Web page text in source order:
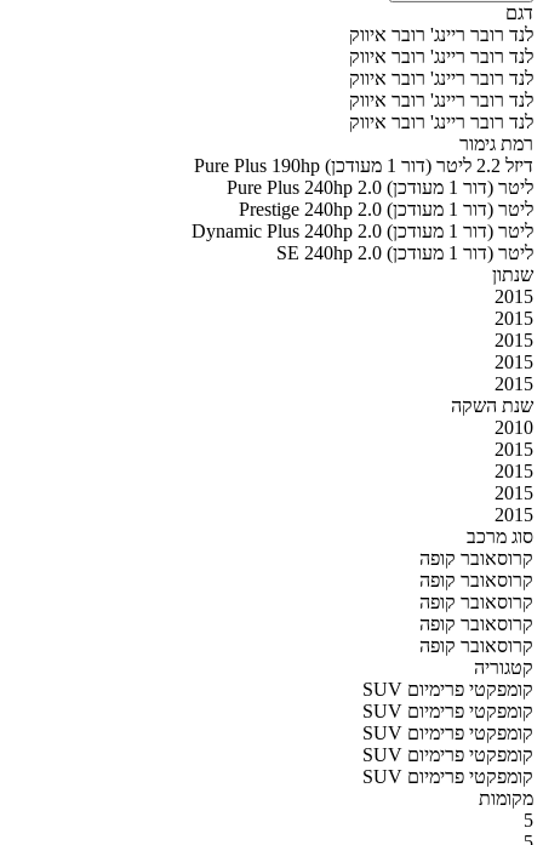
דגם
לנד רובר ריינג' רובר איווק
לנד רובר ריינג' רובר איווק
לנד רובר ריינג' רובר איווק
לנד רובר ריינג' רובר איווק
לנד רובר ריינג' רובר איווק
רמת גימור
Pure Plus 190hp דיזל 2.2 ליטר (דור 1 מעודכן)
Pure Plus 240hp 2.0 ליטר (דור 1 מעודכן)
Prestige 240hp 2.0 ליטר (דור 1 מעודכן)
Dynamic Plus 240hp 2.0 ליטר (דור 1 מעודכן)
SE 240hp 2.0 ליטר (דור 1 מעודכן)
שנתון
2015
2015
2015
2015
2015
שנת השקה
2010
2015
2015
2015
2015
סוג מרכב
קרוסאובר קופה
קרוסאובר קופה
קרוסאובר קופה
קרוסאובר קופה
קרוסאובר קופה
קטגוריה
SUV קומפקטי פרימיום
SUV קומפקטי פרימיום
SUV קומפקטי פרימיום
SUV קומפקטי פרימיום
SUV קומפקטי פרימיום
מקומות
5